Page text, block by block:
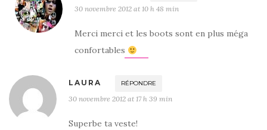
30 novembre 2012 at 10 h 48 min
Merci merci et les boots sont en plus méga
confortables
LAURA RÉPONDRE
30 novembre 2012 at 17 h 39 min
Superbe ta veste!